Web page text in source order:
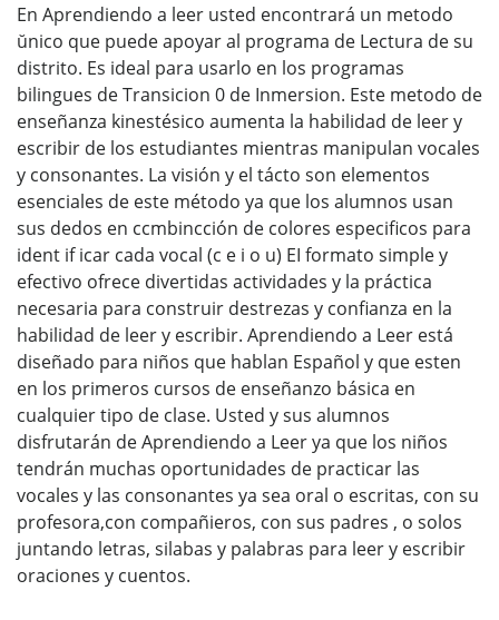
En Aprendiendo a leer usted encontrará un metodo
ŭnico que puede apoyar al programa de Lectura de su
distrito. Es ideal para usarlo en los programas
bilingues de Transicion 0 de Inmersion. Este metodo de
enseñanza kinestésico aumenta la habilidad de leer y
escribir de los estudiantes mientras manipulan vocales
y consonantes. La visión y el tácto son elementos
esenciales de este método ya que los alumnos usan
sus dedos en ccmbincción de colores especificos para
ident if icar cada vocal (c e i o u) EI formato simple y
efectivo ofrece divertidas actividades y la práctica
necesaria para construir destrezas y confianza en la
habilidad de leer y escribir. Aprendiendo a Leer está
diseñado para niños que hablan Español y que esten
en los primeros cursos de enseñanzo básica en
cualquier tipo de clase. Usted y sus alumnos
disfrutarán de Aprendiendo a Leer ya que los niños
tendrán muchas oportunidades de practicar las
vocales y las consonantes ya sea oral o escritas, con su
profesora,con compañieros, con sus padres , o solos
juntando letras, silabas y palabras para leer y escribir
oraciones y cuentos.